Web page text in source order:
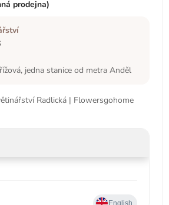
prodejna)
jedna stanice od metra Anděl
Radlická | Flowersgohome